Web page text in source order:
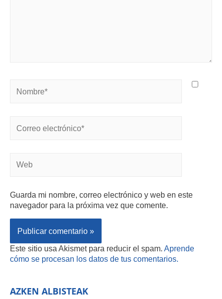
Guarda mi nombre, correo electrónico y web en este
navegador para la próxima vez que comente.
Este sitio usa Akismet para reducir el spam. Aprende
cómo se procesan los datos de tus comentarios.
AZKEN ALBISTEAK